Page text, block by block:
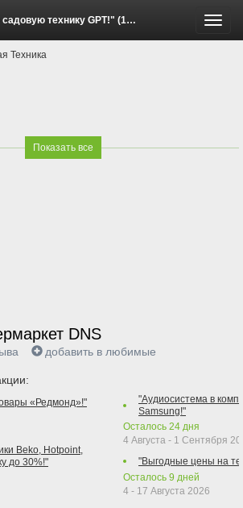
GPT!" (16 Мая - 30 Июня 2026)
Техника
Показать все
DNS
добавить в любимые
«Редмонд»!"
Beko, Hotpoint,
до 30%!"
"Аудиосистема в
Samsung!"
Осталось 24 дня
4 Августа - 1 Сентября
"Выгодные цены на
Осталось 9 дней
4 - 17 Августа 2026